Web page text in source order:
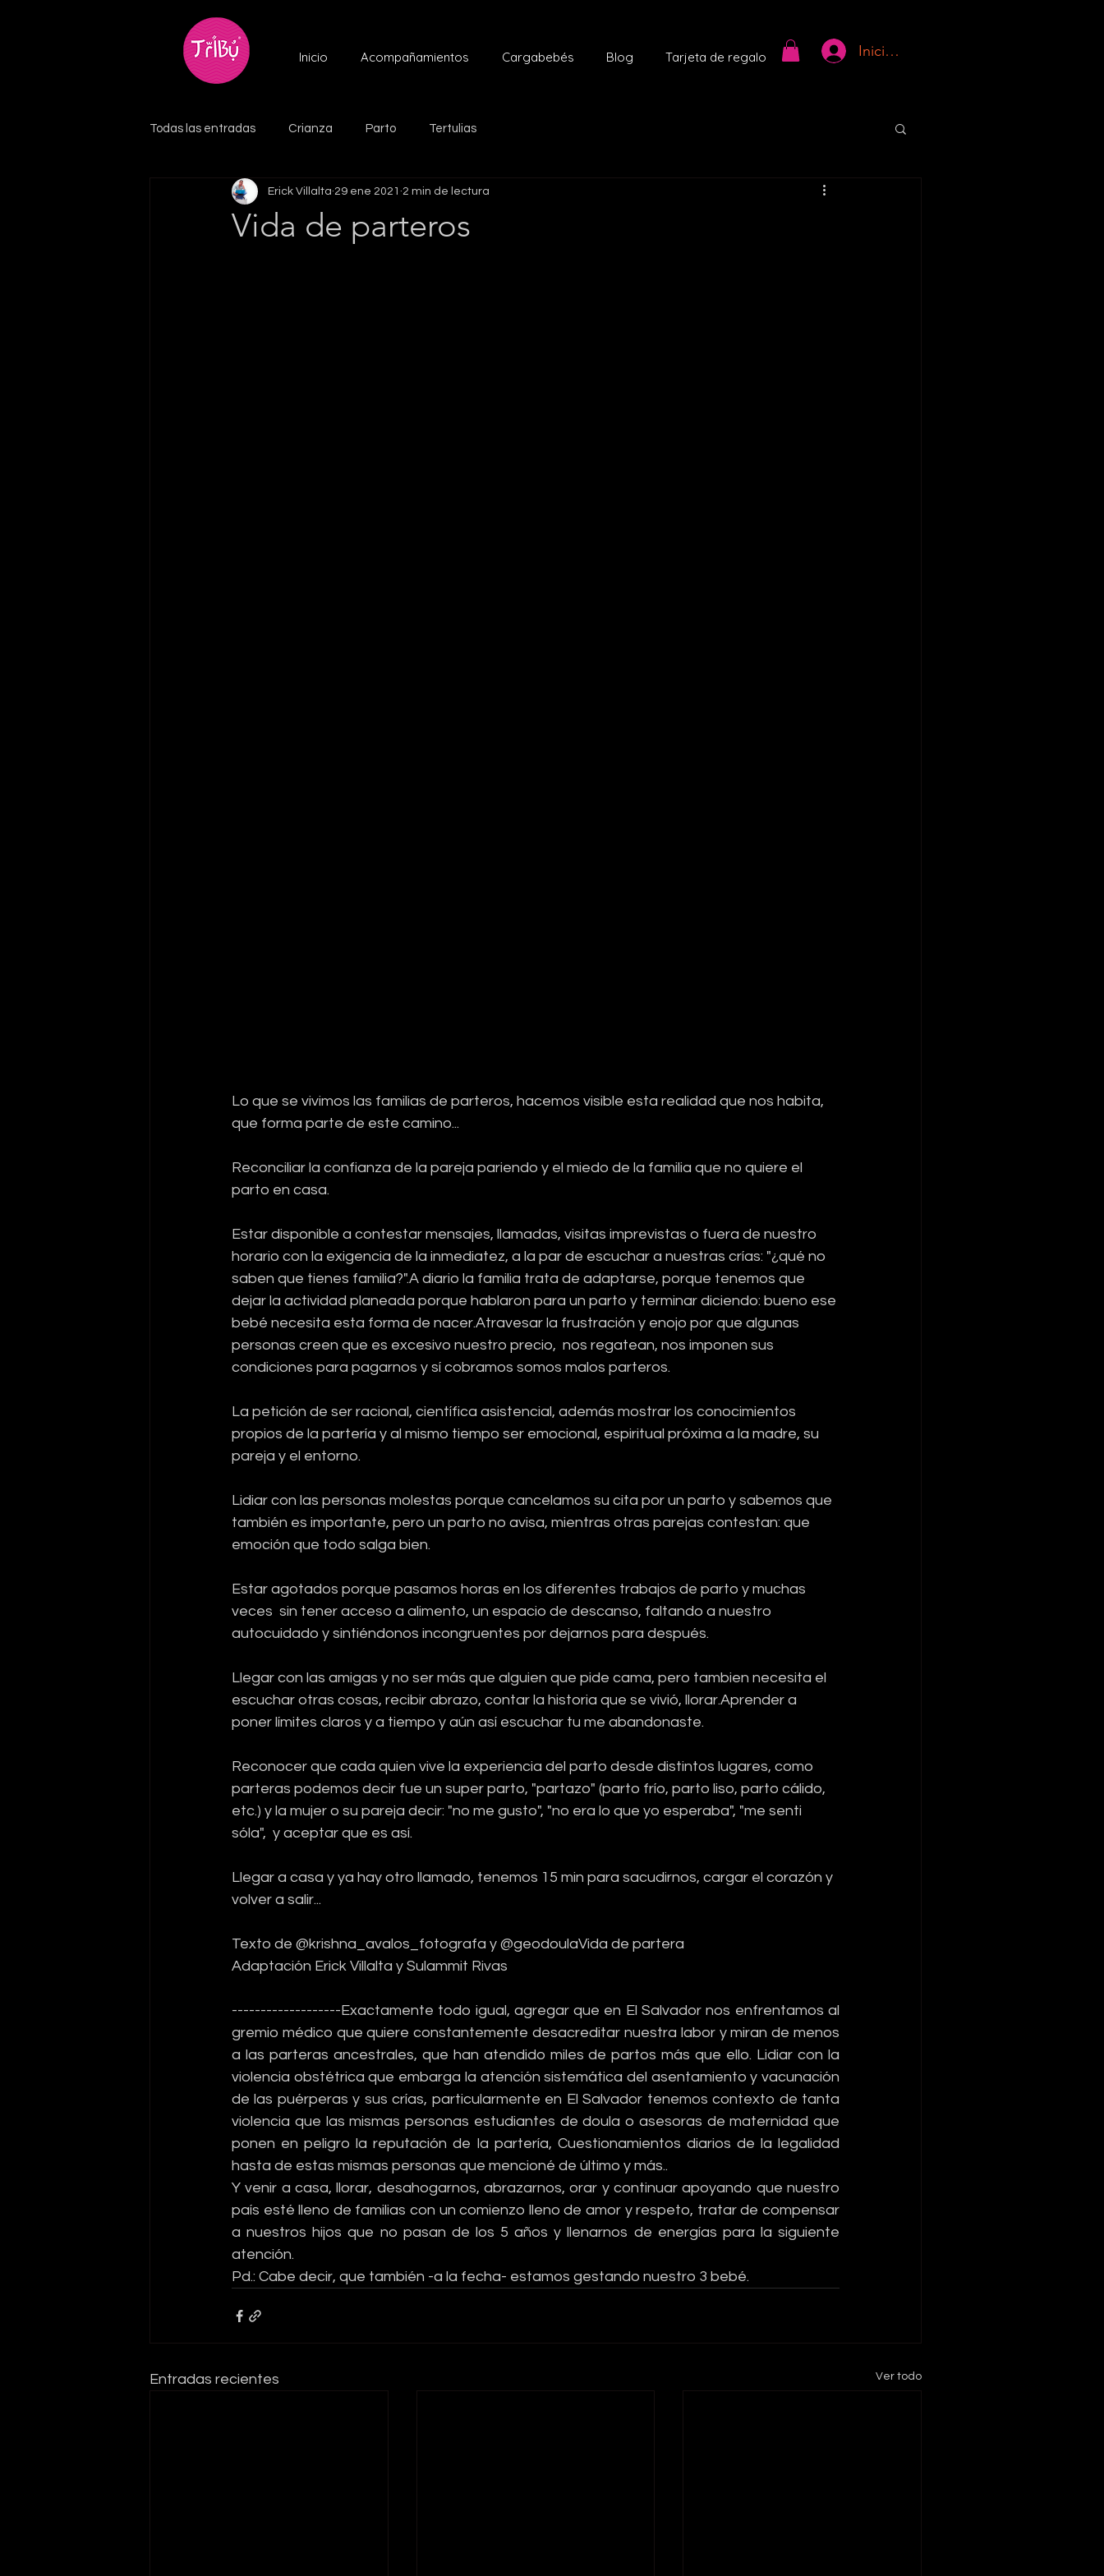
Inicio Acompañamientos Cargabebés Blog Tarjeta de regalo Iniciar sesión
Todas las entradas Crianza Parto Tertulias
Vida de parteros
Erick Villalta 29 ene 2021 2 min de lectura
Lo que se vivimos las familias de parteros, hacemos visible esta realidad que nos habita,
que forma parte de este camino...
Reconciliar la confianza de la pareja pariendo y el miedo de la familia que no quiere el
parto en casa.
Estar disponible a contestar mensajes, llamadas, visitas imprevistas o fuera de nuestro
horario con la exigencia de la inmediatez, a la par de escuchar a nuestras crías: "¿qué no
saben que tienes familia?".A diario la familia trata de adaptarse, porque tenemos que
dejar la actividad planeada porque hablaron para un parto y terminar diciendo: bueno ese
bebé necesita esta forma de nacer.Atravesar la frustración y enojo por que algunas
personas creen que es excesivo nuestro precio,  nos regatean, nos imponen sus
condiciones para pagarnos y sí cobramos somos malos parteros.
La petición de ser racional, científica asistencial, además mostrar los conocimientos
propios de la partería y al mismo tiempo ser emocional, espiritual próxima a la madre, su
pareja y el entorno.
Lidiar con las personas molestas porque cancelamos su cita por un parto y sabemos que
también es importante, pero un parto no avisa, mientras otras parejas contestan: que
emoción que todo salga bien.
Estar agotados porque pasamos horas en los diferentes trabajos de parto y muchas
veces  sin tener acceso a alimento, un espacio de descanso, faltando a nuestro
autocuidado y sintiéndonos incongruentes por dejarnos para después.
Llegar con las amigas y no ser más que alguien que pide cama, pero tambien necesita el
escuchar otras cosas, recibir abrazo, contar la historia que se vivió, llorar.Aprender a
poner límites claros y a tiempo y aún así escuchar tu me abandonaste.
Reconocer que cada quien vive la experiencia del parto desde distintos lugares, como
parteras podemos decir fue un super parto, "partazo" (parto frío, parto liso, parto cálido,
etc.) y la mujer o su pareja decir: "no me gusto", "no era lo que yo esperaba", "me senti
sóla",  y aceptar que es así.
Llegar a casa y ya hay otro llamado, tenemos 15 min para sacudirnos, cargar el corazón y
volver a salir...
Texto de @krishna_avalos_fotografa y @geodoulaVida de partera
Adaptación Erick Villalta y Sulammit Rivas
-------------------Exactamente todo igual, agregar que en El Salvador nos enfrentamos al
gremio médico que quiere constantemente desacreditar nuestra labor y miran de menos
a las parteras ancestrales, que han atendido miles de partos más que ello. Lidiar con la
violencia obstétrica que embarga la atención sistemática del asentamiento y vacunación
de las puérperas y sus crías, particularmente en El Salvador tenemos contexto de tanta
violencia que las mismas personas estudiantes de doula o asesoras de maternidad que
ponen en peligro la reputación de la partería, Cuestionamientos diarios de la legalidad
hasta de estas mismas personas que mencioné de último y más..
Y venir a casa, llorar, desahogarnos, abrazarnos, orar y continuar apoyando que nuestro
país esté lleno de familias con un comienzo lleno de amor y respeto, tratar de compensar
a nuestros hijos que no pasan de los 5 años y llenarnos de energías para la siguiente
atención.
Pd.: Cabe decir, que también -a la fecha- estamos gestando nuestro 3 bebé.
Entradas recientes Ver todo